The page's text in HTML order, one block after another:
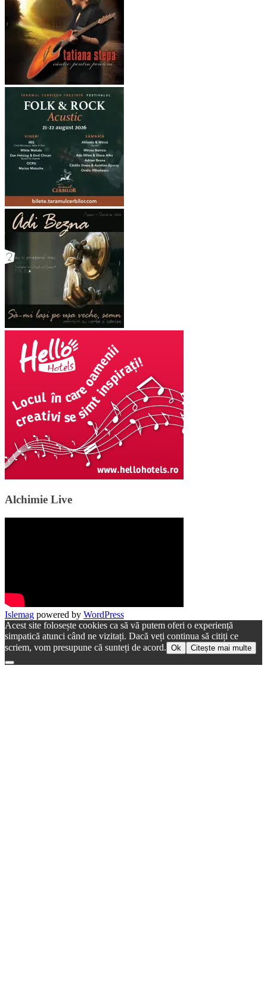
Alchimie Live
Islemag powered by WordPress
Acest site folosește cookies ca să vă putem oferi o experiență
simpatică atunci când ne vizitați. Dacă veți continua să citiți ce
scriem, vom presupune că sunteți de acord. Ok Citește mai multe